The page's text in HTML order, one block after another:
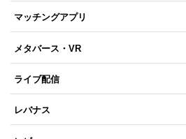
マッチングアプリ
メタバース・VR
ライブ配信
レバナス